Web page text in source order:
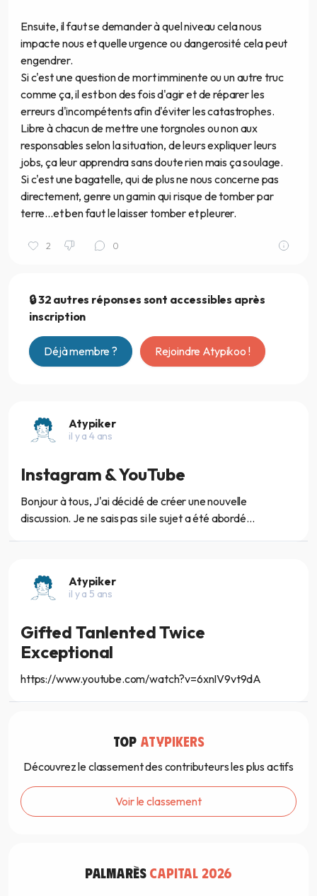
Ensuite, il faut se demander à quel niveau cela nous
impacte nous et quelle urgence ou dangerosité cela peut
engendrer.
Si c'est une question de mort imminente ou un autre truc
comme ça, il est bon des fois d'agir et de réparer les
erreurs d'incompétents afin d'éviter les catastrophes.
Libre à chacun de mettre une torgnoles ou non aux
responsables selon la situation, de leurs expliquer leurs
jobs, ça leur apprendra sans doute rien mais ça soulage.
Si c'est une bagatelle, qui de plus ne nous concerne pas
directement, genre un gamin qui risque de tomber par
terre...et ben faut le laisser tomber et pleurer.
2 0
🔒 32 autres réponses sont accessibles après
inscription
Déjà membre ? Rejoindre Atypikoo !
Atypiker
il y a 4 ans
Instagram & YouTube
Bonjour à tous, J'ai décidé de créer une nouvelle
discussion. Je ne sais pas si le sujet a été abordé...
Atypiker
il y a 5 ans
Gifted Tanlented Twice
Exceptional
https://www.youtube.com/watch?v=6xnIV9vt9dA
TOP ATYPIKERS
Découvrez le classement des contributeurs les plus actifs
Voir le classement
PALMARÈS CAPITAL 2026